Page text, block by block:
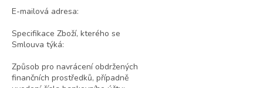
E-mailová adresa:
Specifikace Zboží, kterého se
Smlouva týká:
Způsob pro navrácení obdržených
finančních prostředků, případně